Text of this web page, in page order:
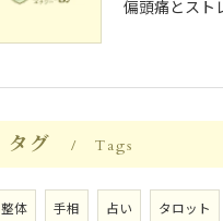
タグ Tags
整体 手相 占い タロット